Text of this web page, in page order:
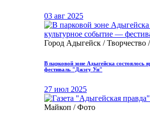
03 авг 2025
Город Адыгейск / Творчество
В парковой зоне Адыгейска состоялось
фестиваль "Джэгу Ун"
27 июл 2025
Майкоп / Фото